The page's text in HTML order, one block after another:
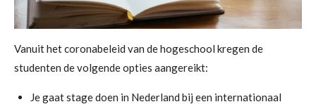
Vanuit het coronabeleid van de hogeschool kregen de
studenten de volgende opties aangereikt:
Je gaat stage doen in Nederland bij een internationaal